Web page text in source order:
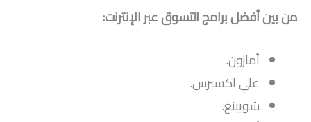
من بين أفضل برامج التسوق عبر الإنترنت:
أمازون.
علي اكسبرس.
شوبينغ.